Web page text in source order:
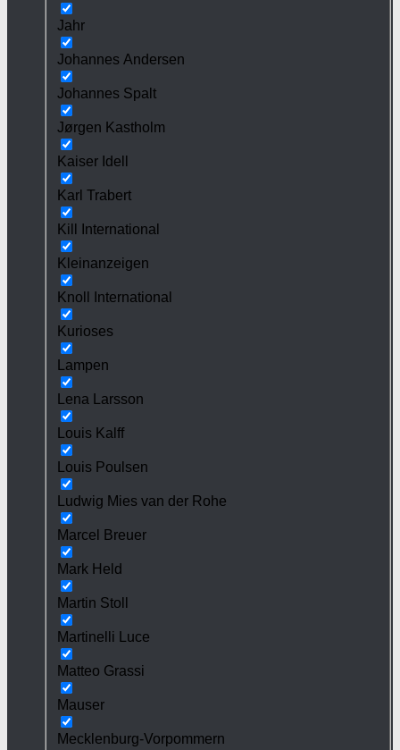
Jahr
Johannes Andersen
Johannes Spalt
Jørgen Kastholm
Kaiser Idell
Karl Trabert
Kill International
Kleinanzeigen
Knoll International
Kurioses
Lampen
Lena Larsson
Louis Kalff
Louis Poulsen
Ludwig Mies van der Rohe
Marcel Breuer
Mark Held
Martin Stoll
Martinelli Luce
Matteo Grassi
Mauser
Mecklenburg-Vorpommern